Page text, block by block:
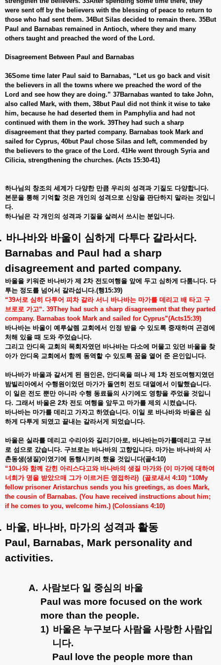
were sent off by the believers with the blessing of peace to return to
those who had sent them. 34But Silas decided to remain there. 35But
Paul and Barnabas remained in Antioch, where they and many
others taught and preached the word of the Lord.
Disagreement Between Paul and Barnabas
36Some time later Paul said to Barnabas, “Let us go back and visit
the believers in all the towns where we preached the word of the
Lord and see how they are doing.” 37Barnabas wanted to take John,
also called Mark, with them, 38but Paul did not think it wise to take
him, because he had deserted them in Pamphylia and had not
continued with them in the work. 39They had such a sharp
disagreement that they parted company. Barnabas took Mark and
sailed for Cyprus, 40but Paul chose Silas and left, commended by
the believers to the grace of the Lord. 41He went through Syria and
Cilicia, strengthening the churches. (Acts 15:30-41)
하나님의 창조의 세계가 다양한 만큼 우리의 성격과 기질도 다양합니다.
본문을 통해 기억할 것은 개인의 성격으로 신앙을 판단하지 말라는 것입니
다.
하나님은 각 개인의 성격과 기질을 살려서 쓰시는 분입니다.
바나바와 바울이 심하게 다투다 갈라서다.
Barnabas and Paul had a sharp
disagreement and parted company.
바울을 키워준 바나바가 제 2차 전도여행을 앞에 두고 심하게 다툼니다. 다
투는 정도를 넘어서 갈라섭니다.(행15:39)
“39서로 심히 다투어 피차 갈라 서니 바나바는 마가를 데리고 배 타고 구
브로로 가고“. 39They had such a sharp disagreement that they parted
company. Barnabas took Mark and sailed for Cyprus”(Acts15:39)
바나바는 바울이 예루살렘 교회에서 인정 받을 수 있도록 중재하며 곤경에
처해 있을 때 도와 주었습니다.
그리고 안디옥 교회의 목회자였던 바나바는 다소에 머물고 있던 바울을 찾
아가 안디옥 교회에서 함께 동역할 수 있도록 꿈을 열어 준 은인입니다.
바나바가 바울과 갈서게 된 원인은, 안디옥을 떠나 제 1차 전도여행지였던
밤빌리아에서 수행원이었던 마가가 돌연히 전도 대열에서 이탈했습니다.
이
일은 전도 뿐만 아니라 수행 동료들의 사기에도 영향을 주었을 것입니
다. 그래서 바울은 2차 전도 여행을 앞두고 마가를 제외 시켰습니다.
바나바는 마가를 데리고 가자고 하였습니다. 이일 로 바나바와 바울은 심
하게 다투게 되였고 끝내는 갈라서게 되었습니다.
바울은 실라를 데리고 수리아와 길리기아로, 바나바는마가를데리고 구브
로 섬으로 갔습니다. 구브로는 바나바의 고향입니다. 마가는 바나바의 사
촌동생(생질)이였기에 동행시키려 했을 것입니다(골4:10)
“10나와 함께 갇힌 아리스다고와 바나바의 생질 마가와(이 마가에 대하여
너희가 명을 받았으매 그가 이르거든 영접하라) (골로새서 4:10) “10My
fellow prisoner Aristarchus sends you his greetings, as does Mark,
the cousin of Barnabas. (You have received instructions about him;
if he comes to you, welcome him.) (Colossians 4:10)
바울, 바나바, 마가의 성격과 활동
Paul, Barnabas, Mark personality and
activities.
A. 사람보다 일 중심의 바울
Paul was more focused on the work
more than the people.
1) 바울은 누구보다 사람을 사랑한 사람입
니다.
Paul love the people more than